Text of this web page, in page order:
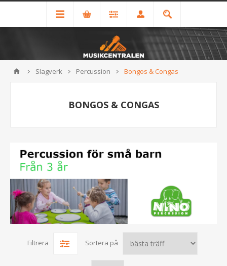
Slagverk Percussion Bongos & Congas
BONGOS & CONGAS
Filtrera Sortera på